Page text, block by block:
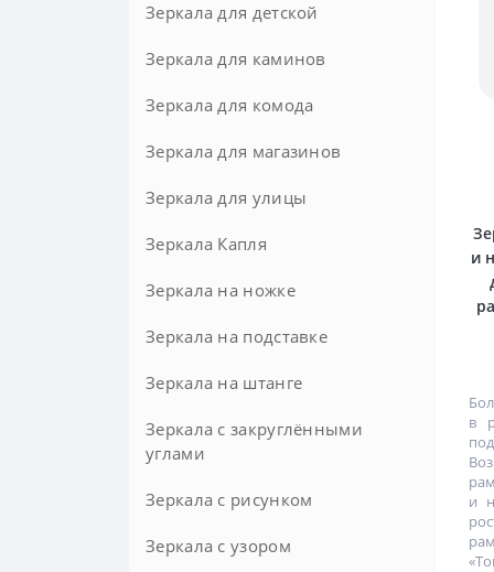
Зеркала для детской
Зеркала для каминов
Зеркала для комода
Зеркала для магазинов
Зеркала для улицы
Зеркала Капля
Зеркала на ножке
Напольные
Настольные
Зеркала на подставке
Зеркала на штанге
Зеркала с закруглёнными
углами
Зеркала с рисунком
Зеркала с узором
и
в
и